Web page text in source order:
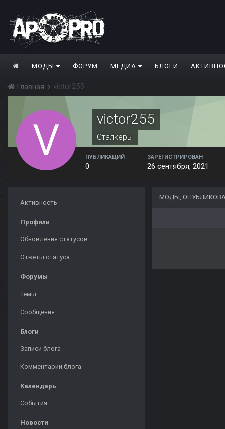
МОДЫ ФОРУМ МЕДИА БЛОГИ
Главная victor255
victor255
Сталкеры
ПУБЛИКАЦИЙ
0
ЗАРЕГИСТРИРОВАН
26 сентября, 2021
Активность
Профили
Обновления статусов
Ответы статуса
Форумы
Темы
Сообщения
Блоги
Записи блога
Комментарии блога
Календарь
События
Новости
МОДЫ,